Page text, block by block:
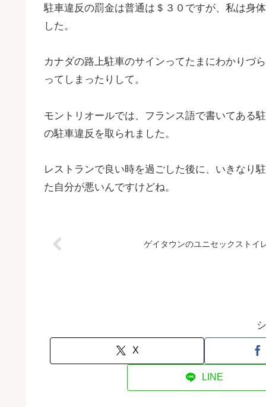
駐車違反の罰金は普通は＄３０ですが、私は身
した。
カナダの路上駐車のサインってたまにわかりづ
ってしまったりして。
モントリオールでは、フランス語で書いてある
の駐車違反を取られました。
レストランで良い時を過ごした後に、いきなり
た自分が悪いんですけどね。
ゲイタウンのユニセックスト
X
LINE